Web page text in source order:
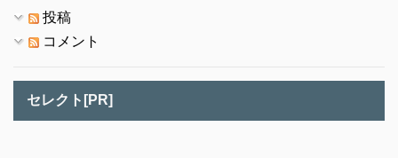
投稿
コメント
セレクト[PR]